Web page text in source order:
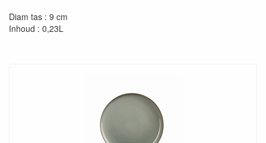
Diam tas : 9 cm
Inhoud : 0,23L